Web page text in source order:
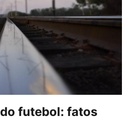
futebol: fatos